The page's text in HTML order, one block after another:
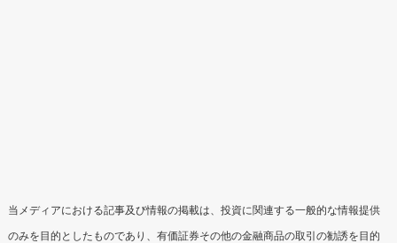
当メディアにおける記事及び情報の掲載は、投資に関連する一般的な情報提供
のみを目的としたものであり、有価証券その他の金融商品の取引の勧誘を目的